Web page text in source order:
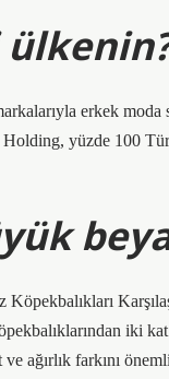
erkek
yüzde 100
iki
ve ağırlık farkını